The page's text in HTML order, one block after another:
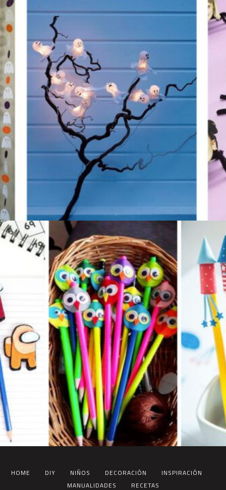
HOME DIY NIÑOS DECORACIÓN
INSPIRACIÓN
MANUALIDADES
RECETAS